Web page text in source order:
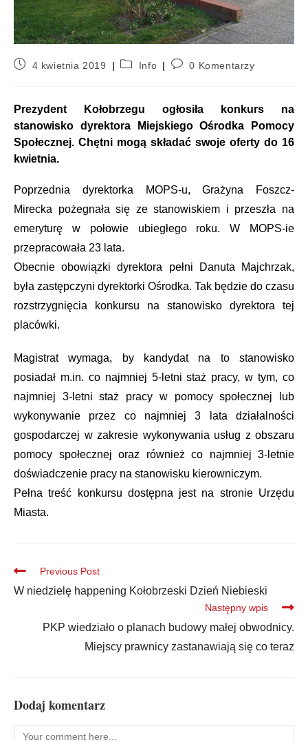
4 kwietnia 2019 Info 0 Komentarzy
Prezydent Kołobrzegu ogłosiła konkurs na
stanowisko dyrektora Miejskiego Ośrodka Pomocy
Społecznej. Chętni mogą składać swoje oferty do 16
kwietnia.
Poprzednia dyrektorka MOPS-u, Grażyna Foszcz-
Mirecka pożegnała się ze stanowiskiem i przeszła na
emeryturę w połowie ubiegłego roku. W MOPS-ie
przepracowała 23 lata.
Obecnie obowiązki dyrektora pełni Danuta Majchrzak,
była zastępczyni dyrektorki Ośrodka. Tak będzie do czasu
rozstrzygnięcia konkursu na stanowisko dyrektora tej
placówki.
Magistrat wymaga, by kandydat na to stanowisko
posiadał m.in. co najmniej 5-letni staż pracy, w tym, co
najmniej 3-letni staż pracy w pomocy społecznej lub
wykonywanie przez co najmniej 3 lata działalności
gospodarczej w zakresie wykonywania usług z obszaru
pomocy społecznej oraz również co najmniej 3-letnie
doświadczenie pracy na stanowisku kierowniczym.
Pełna treść konkursu dostępna jest na stronie Urzędu
Miasta.
Previous Post
W niedzielę happening Kołobrzeski Dzień Niebieski
Następny wpis
PKP wiedziało o planach budowy małej obwodnicy.
Miejscy prawnicy zastanawiają się co teraz
Dodaj komentarz